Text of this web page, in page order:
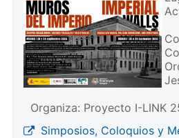
Organiza: Proyecto I-LINK
Simposios, Coloquios y